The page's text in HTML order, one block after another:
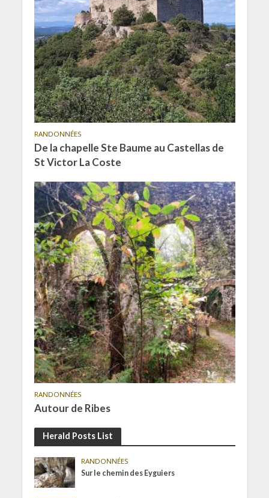
RANDONNÉES
De la chapelle Ste Baume au Castellas de
St Victor La Coste
RANDONNÉES
Autour de Ribes
Herald Posts List
RANDONNÉES
Sur le chemin des Eyguiers